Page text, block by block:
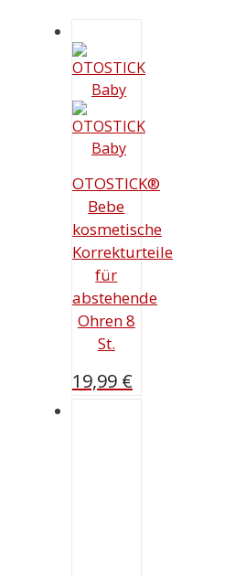
OTOSTICK®
Bebe
kosmetische
Korrekturteile
für
abstehende
Ohren 8
St.
19,99 €